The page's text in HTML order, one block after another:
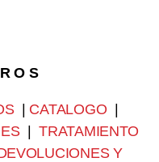
O S
| CATALOGO |
|TRATAMIENTO
Y